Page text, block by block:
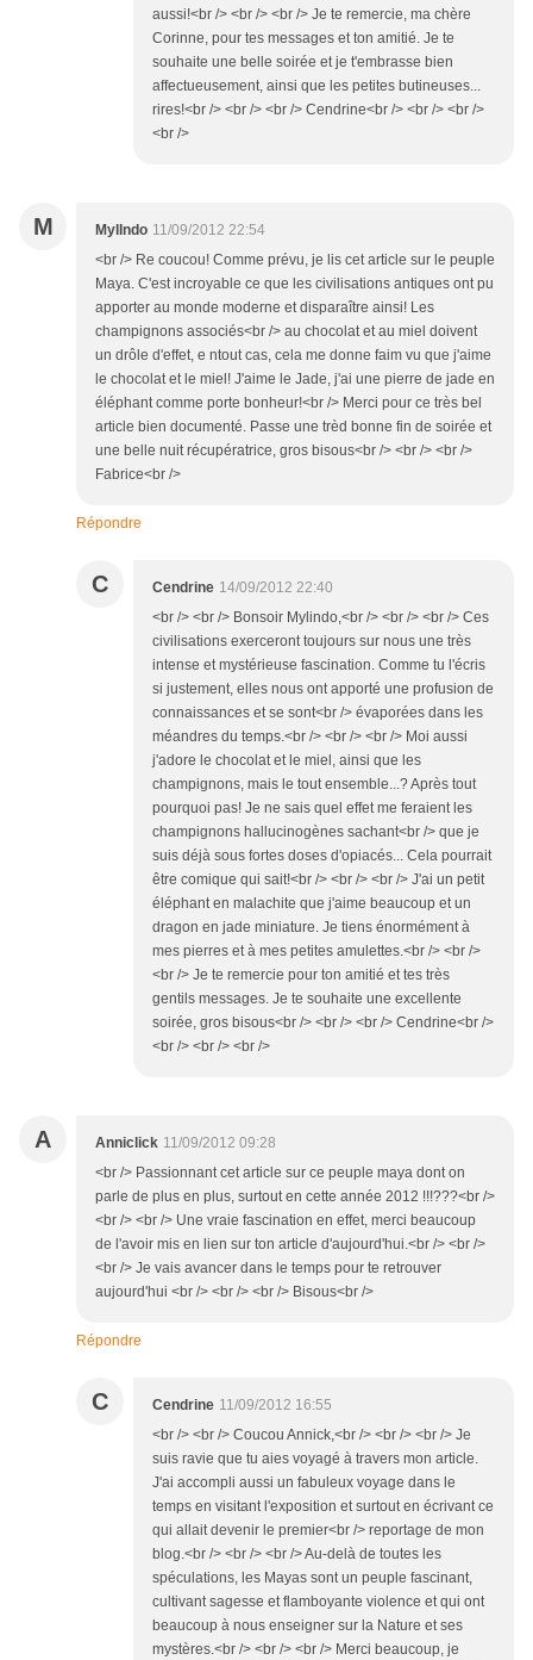
aussi!<br /> <br /> <br /> Je te remercie, ma chère
Corinne, pour tes messages et ton amitié. Je te
souhaite une belle soirée et je t'embrasse bien
affectueusement, ainsi que les petites butineuses...
rires!<br /> <br /> <br /> Cendrine<br /> <br /> <br />
<br />
M MylIndo 11/09/2012 22:54
<br /> Re coucou! Comme prévu, je lis cet article sur le peuple
Maya. C'est incroyable ce que les civilisations antiques ont pu
apporter au monde moderne et disparaître ainsi! Les
champignons associés<br /> au chocolat et au miel doivent
un drôle d'effet, e ntout cas, cela me donne faim vu que j'aime
le chocolat et le miel! J'aime le Jade, j'ai une pierre de jade en
éléphant comme porte bonheur!<br /> Merci pour ce très bel
article bien documenté. Passe une trèd bonne fin de soirée et
une belle nuit récupératrice, gros bisous<br /> <br /> <br />
Fabrice<br />
Répondre
C Cendrine 14/09/2012 22:40
<br /> <br /> Bonsoir Mylindo,<br /> <br /> <br /> Ces
civilisations exerceront toujours sur nous une très
intense et mystérieuse fascination. Comme tu l'écris
si justement, elles nous ont apporté une profusion de
connaissances et se sont<br /> évaporées dans les
méandres du temps.<br /> <br /> <br /> Moi aussi
j'adore le chocolat et le miel, ainsi que les
champignons, mais le tout ensemble...? Après tout
pourquoi pas! Je ne sais quel effet me feraient les
champignons hallucinogènes sachant<br /> que je
suis déjà sous fortes doses d'opiacés... Cela pourrait
être comique qui sait!<br /> <br /> <br /> J'ai un petit
éléphant en malachite que j'aime beaucoup et un
dragon en jade miniature. Je tiens énormément à
mes pierres et à mes petites amulettes.<br /> <br />
<br /> Je te remercie pour ton amitié et tes très
gentils messages. Je te souhaite une excellente
soirée, gros bisous<br /> <br /> <br /> Cendrine<br />
<br /> <br /> <br />
A Anniclick 11/09/2012 09:28
<br /> Passionnant cet article sur ce peuple maya dont on
parle de plus en plus, surtout en cette année 2012 !!!???<br />
<br /> <br /> Une vraie fascination en effet, merci beaucoup
de l'avoir mis en lien sur ton article d'aujourd'hui.<br /> <br />
<br /> Je vais avancer dans le temps pour te retrouver
aujourd'hui <br /> <br /> <br /> Bisous<br />
Répondre
C Cendrine 11/09/2012 16:55
<br /> <br /> Coucou Annick,<br /> <br /> <br /> Je
suis ravie que tu aies voyagé à travers mon article.
J'ai accompli aussi un fabuleux voyage dans le
temps en visitant l'exposition et surtout en écrivant ce
qui allait devenir le premier<br /> reportage de mon
blog.<br /> <br /> <br /> Au-delà de toutes les
spéculations, les Mayas sont un peuple fascinant,
cultivant sagesse et flamboyante violence et qui ont
beaucoup à nous enseigner sur la Nature et ses
mystères.<br /> <br /> <br /> Merci beaucoup, je